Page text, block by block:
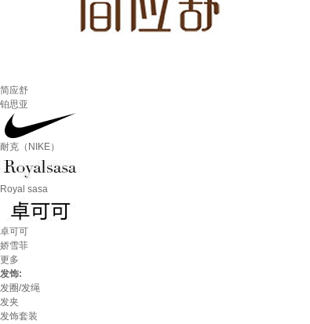
简应舒
铂思亚
耐克（NIKE）
Royal sasa
卓可可
娇雪菲
更多
发饰:
发圈/发绳
发夹
发饰套装